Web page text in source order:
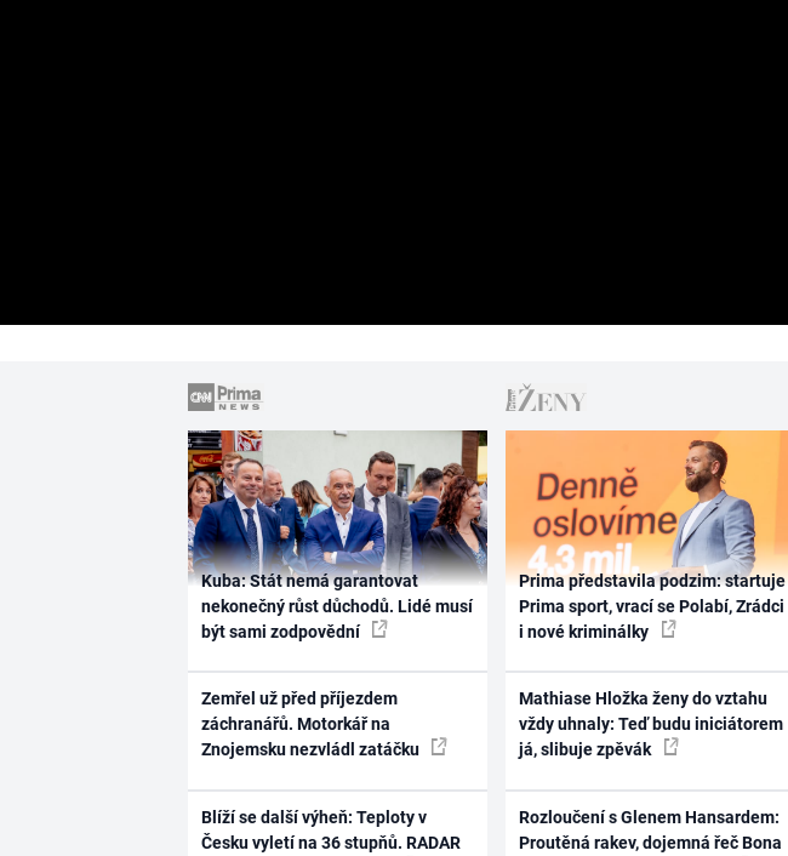
Kuba: Stát nemá garantovat
nekonečný růst důchodů. Lidé musí
být sami zodpovědní
Zemřel už před příjezdem
záchranářů. Motorkář na
Znojemsku nezvládl zatáčku
Blíží se další výheň: Teploty v
Česku vyletí na 36 stupňů. RADAR
Prima představila podzim: startuje
Prima sport, vrací se Polabí, Zrádci
i nové kriminálky
Mathiase Hložka ženy do vztahu
vždy uhnaly: Teď budu iniciátorem
já, slibuje zpěvák
Rozloučení s Glenem Hansardem:
Proutěná rakev, dojemná řeč Bona